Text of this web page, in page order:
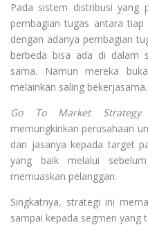
Pada sistem distribusi yang
pembagian tugas antara tiap
dengan adanya pembagian
berbeda bisa ada di dalam
sama. Namun mereka
melainkan saling bekerjasama.
Go To Market Strategy
memungkinkan perusahaan
dan jasanya kepada target
yang baik melalui
memuaskan pelanggan.
Singkatnya, strategi ini
sampai kepada segmen yang